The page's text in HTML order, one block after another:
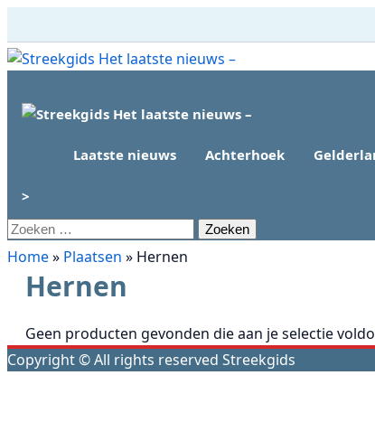
Ga
naar
inhoud
Laatste nieuws Achterhoek
>
Zoeken
naar:
Home» Plaatsen » Hernen
Hernen
Geen producten gevonden die aan je selectie
Copyright © All rights reserved Streekgids